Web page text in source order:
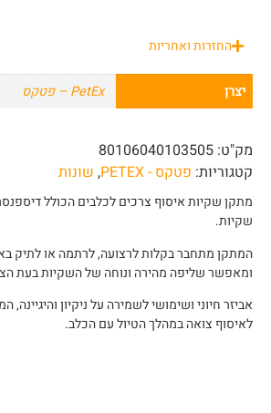
החזרות ואחריות
יצרן PetEx – פטקס
מק"ט: 80106040103505
קטגוריות: פטקס - PETEX , שונות
מתקן שקיות איסוף צרכים לכלבים הכולל
שקיות.
המתקן מתחבר בקלות לרצועה, לרתמה או לתיק
ומאפשר שליפה מהירה ונוחה של השקיות בעת
אביזר חיוני ושימושי לשמירה על ניקיון והיגיינה,
לאיסוף צואה במהלך הטיול עם הכלב.